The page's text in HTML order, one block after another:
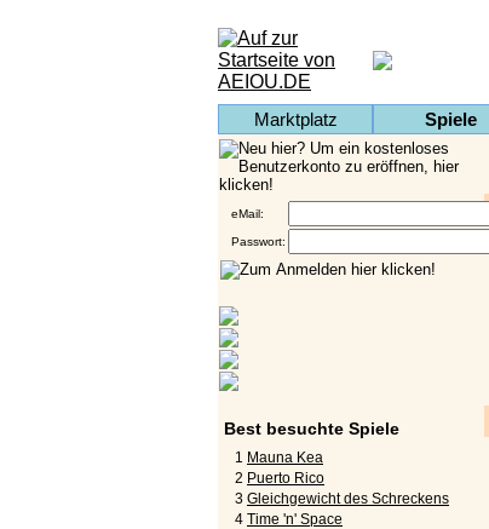
Marktplatz Spiele
eMail:
Passwort:
Best besuchte Spiele
1 Mauna Kea
2 Puerto Rico
3 Gleichgewicht des Schreckens
4 Time 'n' Space